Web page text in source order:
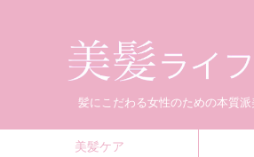
髪にこだわる女性のための本質
美髪ケア